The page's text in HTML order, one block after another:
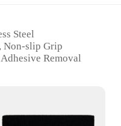
Steel
Non-slip Grip
Removal
Compact and